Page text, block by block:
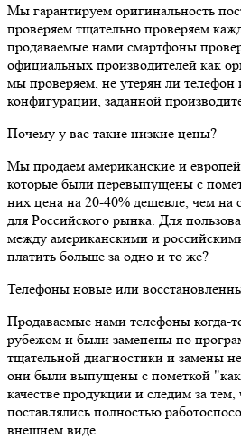
Мы гарантируем оригинальность
проверяем тщательно проверяем
продаваемые нами смартфоны
официальных производителей как
мы проверяем, не утерян ли телефон
конфигурации, заданной
Почему у вас такие низкие цены?
Мы продаем американские и
которые были перевыпущены с
них цена на 20-40% дешевле, чем
для Российского рынка. Для
между американскими и
платить больше за одно и то же?
Телефоны новые или
Продаваемые нами телефоны когда-
рубежом и были заменены по
тщательной диагностики и замены
они были выпущены с пометкой
качестве продукции и следим за
поставлялись полностью
внешнем виде.